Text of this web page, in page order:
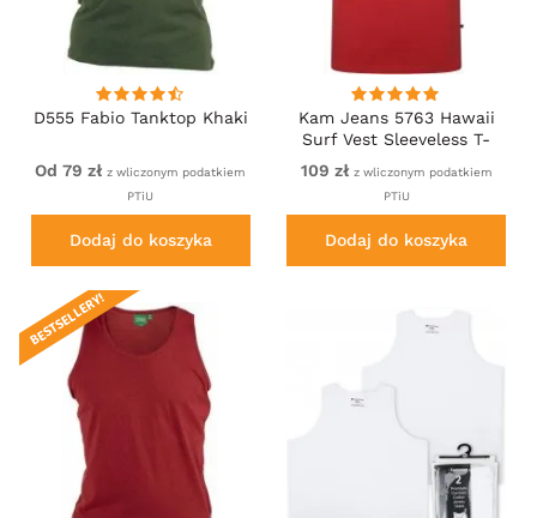
D555 Fabio Tanktop Khaki
Od 79 zł z wliczonym podatkiem
PTiU
Dodaj do koszyka
Kam Jeans 5763 Hawaii
Surf Vest Sleeveless T-
Shirt Washed Red
109 zł z wliczonym podatkiem
PTiU
Dodaj do koszyka
BESTSELLERY!